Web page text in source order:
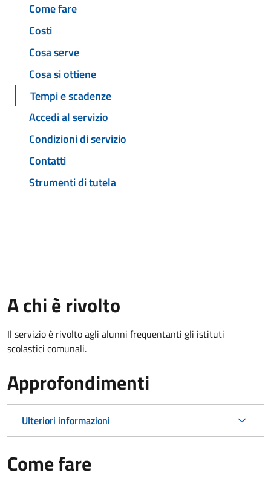
Come fare
Costi
Cosa serve
Cosa si ottiene
Tempi e scadenze
Accedi al servizio
Condizioni di servizio
Contatti
Strumenti di tutela
A chi è rivolto
Il servizio è rivolto agli alunni frequentanti gli istituti
scolastici comunali.
Approfondimenti
Ulteriori informazioni
Come fare